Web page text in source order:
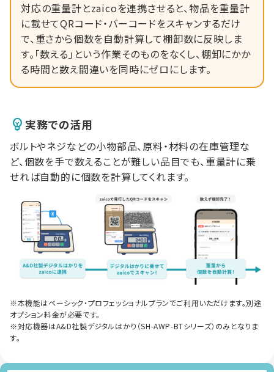
対応の重量計とzaicoを連携させると、物品を重量計
に載せてQRコード・バーコードをスキャンするだけ
で、重さから個数を自動計算して棚卸数に反映しま
す。「数える」という作業そのものをなくし、棚卸にかか
る時間と数え間違いを同時にゼロにします。
実務での活用
ボルトやネジなどの小物部品、原料・材料の在庫管理な
ど、個数を手で数えることが難しい品目でも、重量計に乗
せれば自動的に個数を計算してくれます。
※本機能はベーシック・プロフェッショナルプランでご利用いただけます。別途
オプション料金が必要です。
※対応機器はA&D社製デジタルはかり（SH-AWP-BTシリーズ）のみとなりま
す。